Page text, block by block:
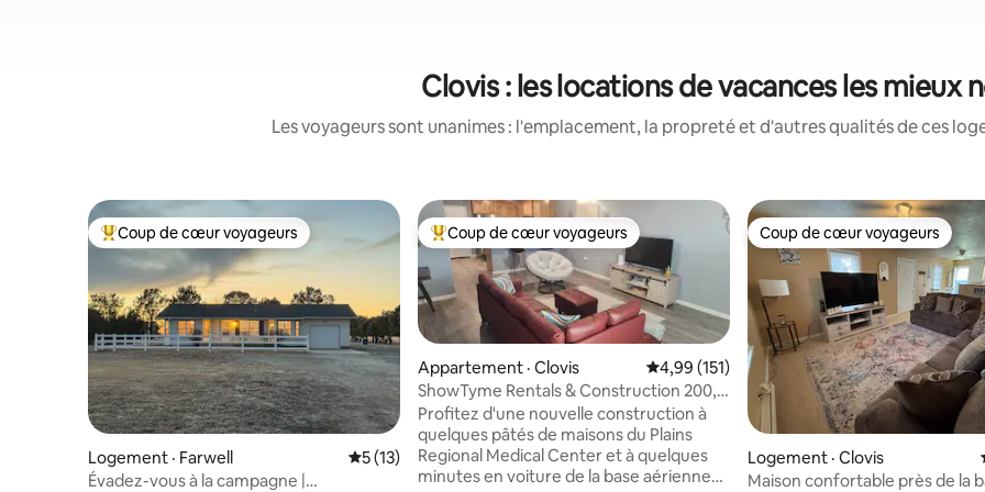
Clovis : les locations de vacances les mieux
Les voyageurs sont unanimes : l'emplacement, la propreté et d'autres qualités de ces
Coup de cœur voyageurs parmi les plus aimés
Coup de cœur voyageurs
Logement · Farwell Note moyenne de 5 sur 5, 13 commentaires
5 (13)
Évadez-vous à la campagne |
Coup de cœur voyageurs parmi les plus aimés
Coup de cœur voyageurs
Appartement · Clovis Note moyenne de 4,99 sur 5, 151
4,99 (151)
ShowTyme Rentals & Construction 200,
unité B
Profitez d'une nouvelle construction à
quelques pâtés de maisons du Plains
Regional Medical Center et à quelques
minutes en voiture de la base aérienne
Coup de cœur voyageurs
Coup de cœur voyageurs
Logement · Clovis
Maison confortable près de la